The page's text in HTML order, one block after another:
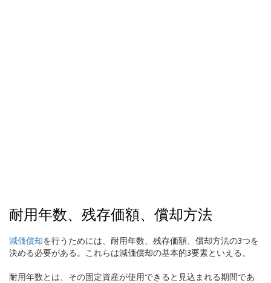
耐用年数、残存価額、償却方法
減価償却を行うためには、耐用年数、残存価額、償却方法の3つを
決める必要がある。これらは減価償却の基本的3要素といえる。
耐用年数とは、その固定資産が使用できると見込まれる期間であ